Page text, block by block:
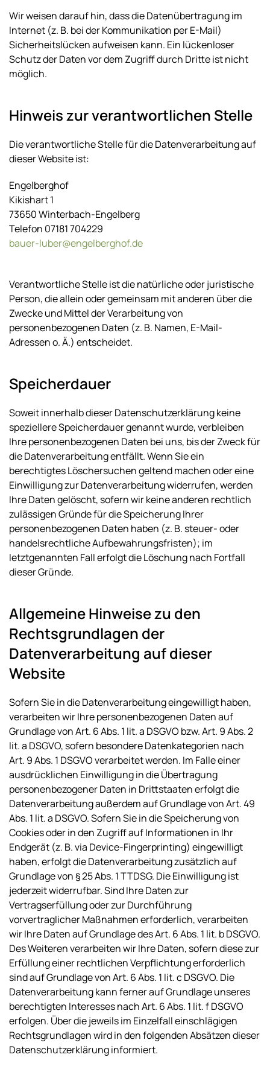
Wir weisen darauf hin, dass die Datenübertragung im
Internet (z. B. bei der Kommunikation per E-Mail)
Sicherheitslücken aufweisen kann. Ein lückenloser
Schutz der Daten vor dem Zugriff durch Dritte ist nicht
möglich.
Hinweis zur verantwortlichen Stelle
Die verantwortliche Stelle für die Datenverarbeitung auf
dieser Website ist:
Engelberghof
Kikishart 1
73650 Winterbach-Engelberg
Telefon 07181 704229
bauer-luber@engelberghof.de
Verantwortliche Stelle ist die natürliche oder juristische
Person, die allein oder gemeinsam mit anderen über die
Zwecke und Mittel der Verarbeitung von
personenbezogenen Daten (z. B. Namen, E-Mail-
Adressen o. Ä.) entscheidet.
Speicherdauer
Soweit innerhalb dieser Datenschutzerklärung keine
speziellere Speicherdauer genannt wurde, verbleiben
Ihre personenbezogenen Daten bei uns, bis der Zweck für
die Datenverarbeitung entfällt. Wenn Sie ein
berechtigtes Löschersuchen geltend machen oder eine
Einwilligung zur Datenverarbeitung widerrufen, werden
Ihre Daten gelöscht, sofern wir keine anderen rechtlich
zulässigen Gründe für die Speicherung Ihrer
personenbezogenen Daten haben (z. B. steuer- oder
handelsrechtliche Aufbewahrungsfristen); im
letztgenannten Fall erfolgt die Löschung nach Fortfall
dieser Gründe.
Allgemeine Hinweise zu den
Rechtsgrundlagen der
Datenverarbeitung auf dieser
Website
Sofern Sie in die Datenverarbeitung eingewilligt haben,
verarbeiten wir Ihre personenbezogenen Daten auf
Grundlage von Art. 6 Abs. 1 lit. a DSGVO bzw. Art. 9 Abs. 2
lit. a DSGVO, sofern besondere Datenkategorien nach
Art. 9 Abs. 1 DSGVO verarbeitet werden. Im Falle einer
ausdrücklichen Einwilligung in die Übertragung
personenbezogener Daten in Drittstaaten erfolgt die
Datenverarbeitung außerdem auf Grundlage von Art. 49
Abs. 1 lit. a DSGVO. Sofern Sie in die Speicherung von
Cookies oder in den Zugriff auf Informationen in Ihr
Endgerät (z. B. via Device-Fingerprinting) eingewilligt
haben, erfolgt die Datenverarbeitung zusätzlich auf
Grundlage von § 25 Abs. 1 TTDSG. Die Einwilligung ist
jederzeit widerrufbar. Sind Ihre Daten zur
Vertragserfüllung oder zur Durchführung
vorvertraglicher Maßnahmen erforderlich, verarbeiten
wir Ihre Daten auf Grundlage des Art. 6 Abs. 1 lit. b DSGVO.
Des Weiteren verarbeiten wir Ihre Daten, sofern diese zur
Erfüllung einer rechtlichen Verpflichtung erforderlich
sind auf Grundlage von Art. 6 Abs. 1 lit. c DSGVO. Die
Datenverarbeitung kann ferner auf Grundlage unseres
berechtigten Interesses nach Art. 6 Abs. 1 lit. f DSGVO
erfolgen. Über die jeweils im Einzelfall einschlägigen
Rechtsgrundlagen wird in den folgenden Absätzen dieser
Datenschutzerklärung informiert.